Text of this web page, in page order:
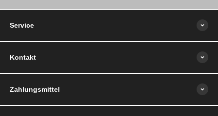
Service
Kontakt
Zahlungsmittel